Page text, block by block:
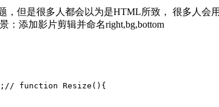
，但是很多人都会以为是HTML所致， 很多人会
：添加影片剪辑并命名right,bg,bottom
function Resize(){